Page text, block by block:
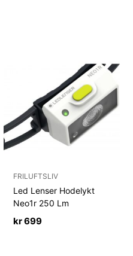
FRILUFTSLIV
Led Lenser Hodelykt
Neo1r 250 Lm
kr699